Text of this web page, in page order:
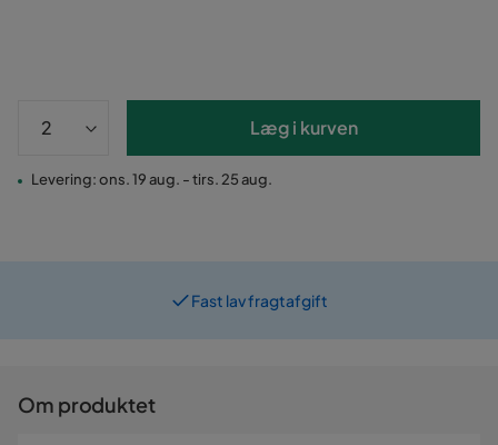
Læg i kurven
Levering: ons. 19 aug. - tirs. 25 aug.
Fast lav fragtafgift
Om produktet